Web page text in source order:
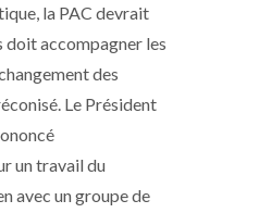
la PAC devrait
accompagner les
des
Le Président
un travail du
avec un groupe de